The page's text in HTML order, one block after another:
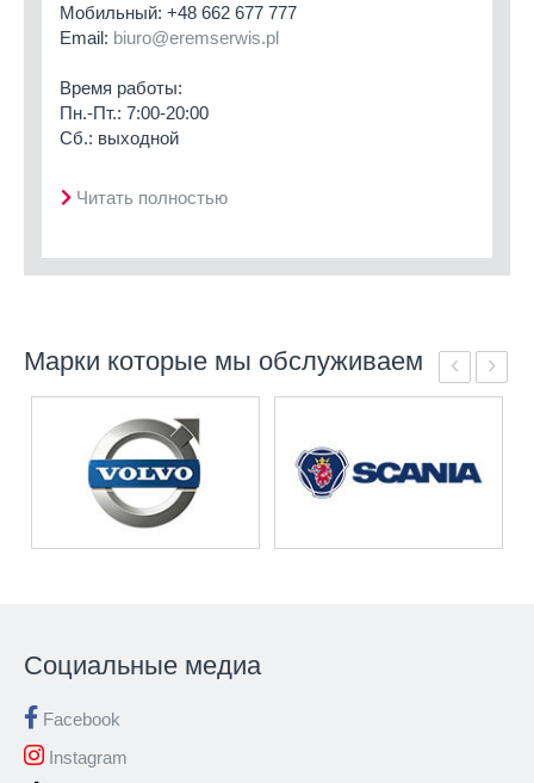
Мобильный: +48 662 677 777
Email: biuro@eremserwis.pl
Время работы:
Пн.-Пт.: 7:00-20:00
Сб.: выходной
Читать полностью
Марки которые мы обслуживаем ‹ ›
Социальные медиа
Facebook
Instagram